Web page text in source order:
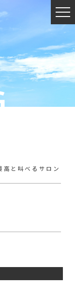
高と叫べるサロン